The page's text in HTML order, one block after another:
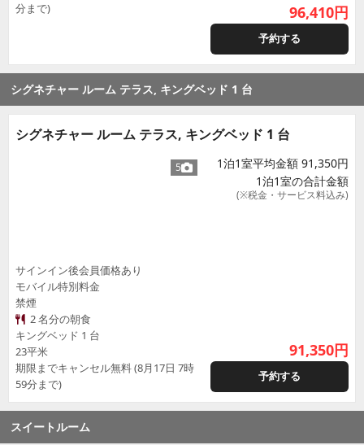
分まで)
96,410円
予約する
シグネチャー ルーム テラス, キングベッド 1 台
シグネチャー ルーム テラス, キングベッド 1 台
5
サインイン後会員価格あり
モバイル特別料金
禁煙
2 名分の朝食
キングベッド 1 台
23平米
期限までキャンセル無料 (8月17日 7時
59分まで)
1泊1室平均金額 91,350円
1泊1室の合計金額
(※税金・サービス料込み)
91,350円
予約する
スイートルーム